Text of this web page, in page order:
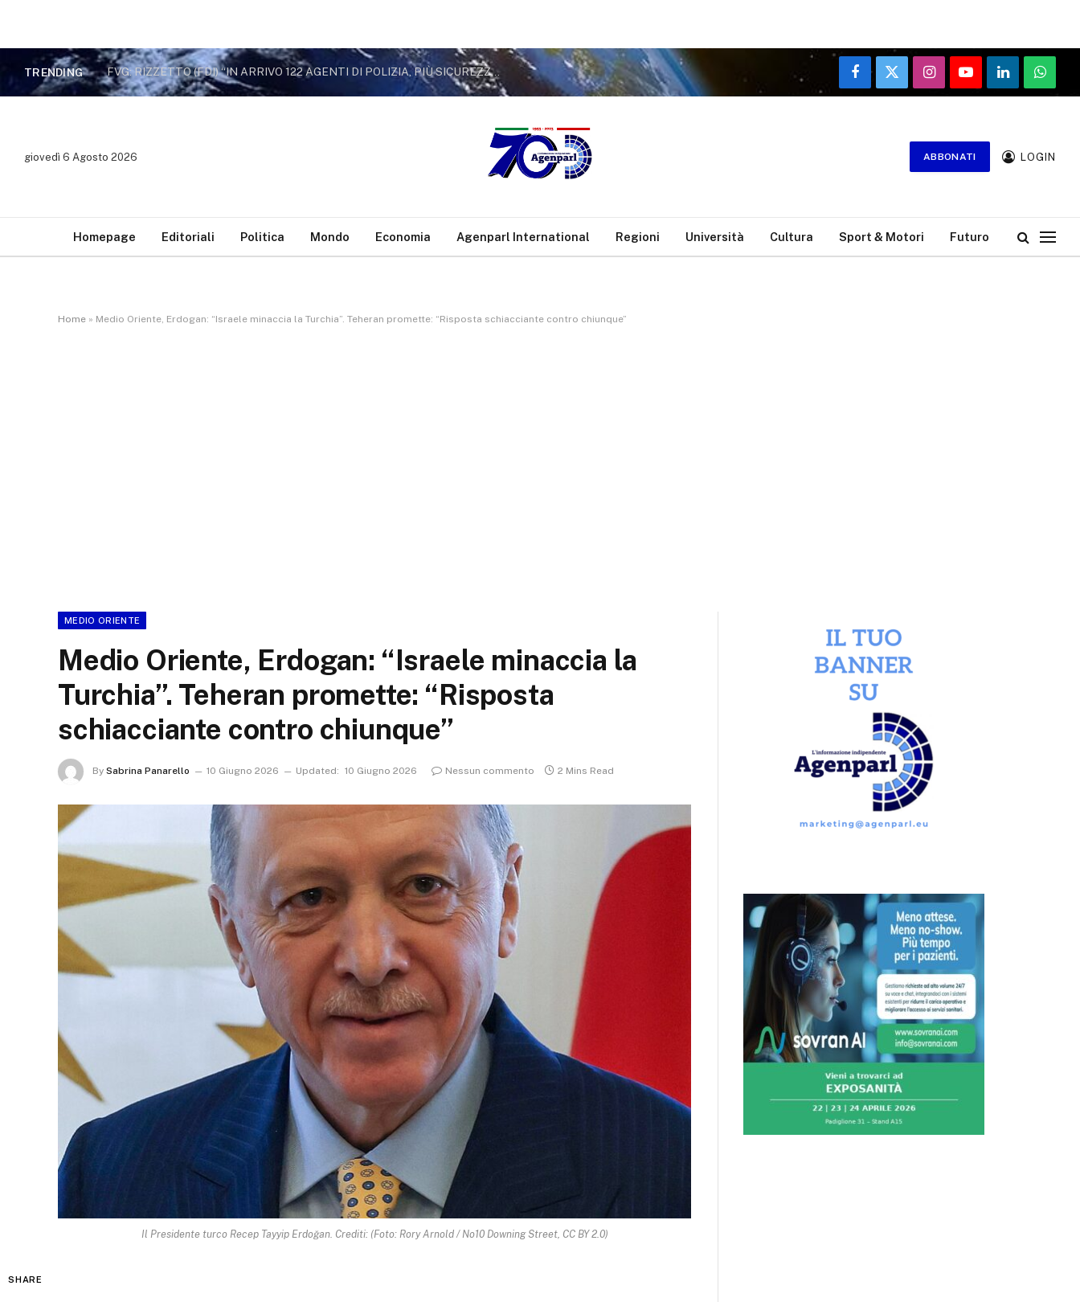
TRENDING FVG: RIZZETTO (FDI) “IN ARRIVO 122 AGENTI DI POLIZIA, PIÙ SICUREZZA PER IL TERRITORIO E I CONFINI
Facebook
X
(Twitter)
InstagramYouTubeLinkedIn
giovedì 6 Agosto 2026 ABBONATI LOGIN
Homepage Editoriali Politica Mondo Economia Agenparl International Regioni Università Cultura Sport & Motori Futuro
Home » Medio Oriente, Erdogan: “Israele minaccia la Turchia”. Teheran promette: “Risposta schiacciante contro chiunque”
MEDIO ORIENTE
Medio Oriente, Erdogan: “Israele minaccia la
Turchia”. Teheran promette: “Risposta
schiacciante contro chiunque”
By Sabrina Panarello 10 Giugno 2026 Updated: 10 Giugno 2026 Nessun commento 2 Mins Read
Il Presidente turco Recep Tayyip Erdoğan. Crediti: (Foto: Rory Arnold / No10 Downing Street, CC BY 2.0)
SHARE